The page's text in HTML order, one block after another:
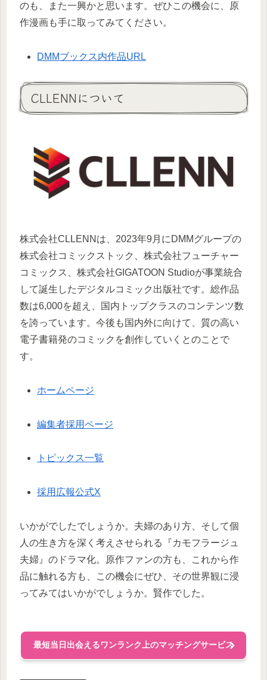
のも、また一興かと思います。ぜひこの機会に、原
作漫画も手に取ってみてください。
DMMブックス内作品URL
CLLENNについて
株式会社CLLENNは、2023年9月にDMMグループの
株式会社コミックストック、株式会社フューチャー
コミックス、株式会社GIGATOON Studioが事業統合
して誕生したデジタルコミック出版社です。総作品
数は6,000を超え、国内トップクラスのコンテンツ数
を誇っています。今後も国内外に向けて、質の高い
電子書籍発のコミックを創作していくとのことで
す。
ホームページ
編集者採用ページ
トピックス一覧
採用広報公式X
いかがでしたでしょうか。夫婦のあり方、そして個
人の生き方を深く考えさせられる『カモフラージュ
夫婦』のドラマ化。原作ファンの方も、これから作
品に触れる方も、この機会にぜひ、その世界観に浸
ってみてはいかがでしょうか。賢作でした。
最短当日出会えるワンランク上のマッチングサービス